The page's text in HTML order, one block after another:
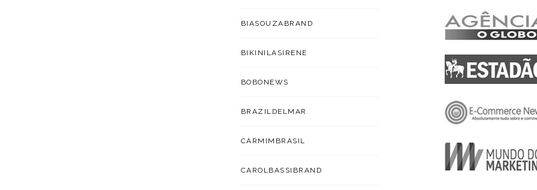
BIASOUZABRAND
BIKINILASIRENE
BOBONEWS
BRAZILDELMAR
CARMIMBRASIL
CAROLBASSIBRAND